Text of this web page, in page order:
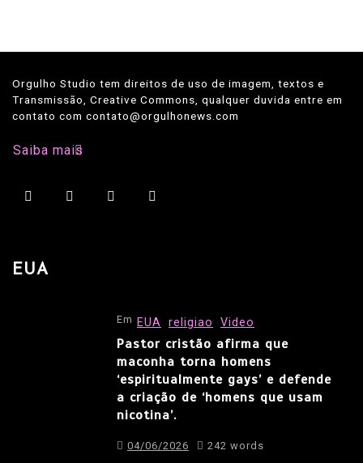
Orgulho Studio tem direitos de uso de imagem, textos e
Transmissão, Creative Commons, qualquer duvida entre em
contato com contato@orgulhonews.com
Saiba mais
EUA
Em EUA religiao Video
Pastor cristão afirma que
maconha torna homens
‘espiritualmente gays’ e defende
a criação de ‘homens que usam
nicotina’.
04/06/2026 242 words